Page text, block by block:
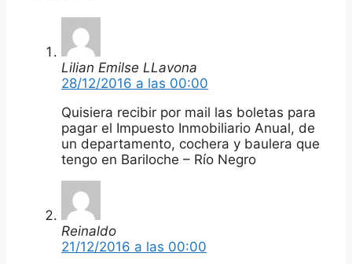
Lilian Emilse LLavona
28/12/2016 a las 00:00
Quisiera recibir por mail las boletas para
pagar el Impuesto Inmobiliario Anual, de
un departamento, cochera y baulera que
tengo en Bariloche – Río Negro
Reinaldo
21/12/2016 a las 00:00